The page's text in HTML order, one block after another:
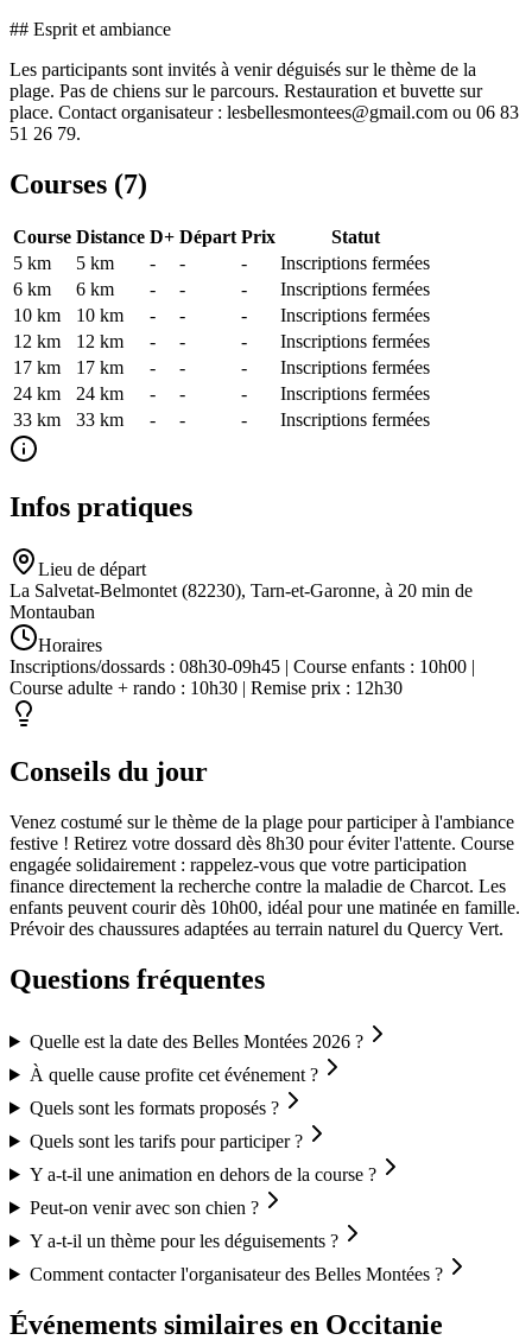
## Esprit et ambiance
Les participants sont invités à venir déguisés sur le thème de la
plage. Pas de chiens sur le parcours. Restauration et buvette sur
place. Contact organisateur : lesbellesmontees@gmail.com ou 06 83
51 26 79.
Courses (7)
Course Distance D+ Départ Prix
Statut
5 km
5 km - - -
Inscriptions fermées
6 km
6 km - - -
Inscriptions fermées
10 km
10 km - - -
Inscriptions fermées
12 km
12 km - - -
Inscriptions fermées
17 km
17 km - - -
Inscriptions fermées
24 km
24 km - - -
Inscriptions fermées
33 km
33 km - - - Inscriptions fermées
Infos pratiques
Lieu de départ
La Salvetat-Belmontet (82230), Tarn-et-Garonne, à 20 min de
Montauban
Horaires
Inscriptions/dossards : 08h30-09h45 | Course enfants : 10h00 |
Course adulte + rando : 10h30 | Remise prix : 12h30
Conseils du jour
Venez costumé sur le thème de la plage pour participer à l'ambiance
festive ! Retirez votre dossard dès 8h30 pour éviter l'attente. Course
engagée solidairement : rappelez-vous que votre participation
finance directement la recherche contre la maladie de Charcot. Les
enfants peuvent courir dès 10h00, idéal pour une matinée en famille.
Prévoir des chaussures adaptées au terrain naturel du Quercy Vert.
Questions fréquentes
Quelle est la date des Belles Montées 2026 ?
À quelle cause profite cet événement ?
Quels sont les formats proposés ?
Quels sont les tarifs pour participer ?
Y a-t-il une animation en dehors de la course ?
Peut-on venir avec son chien ?
Y a-t-il un thème pour les déguisements ?
Comment contacter l'organisateur des Belles Montées ?
Événements similaires en Occitanie